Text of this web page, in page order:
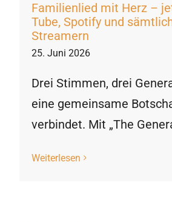
Familienlied mit Herz –
Tube, Spotify und
Streamern
25. Juni 2026
Drei Stimmen, drei
eine gemeinsame
verbindet. Mit „The
Weiterlesen